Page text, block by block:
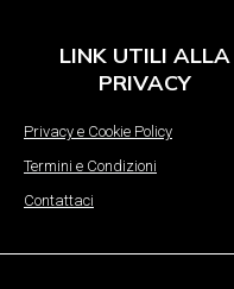
LINK UTILI ALLA
PRIVACY
Privacy e Cookie Policy
Termini e Condizioni
Contattaci